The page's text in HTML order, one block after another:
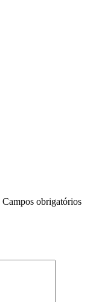
Campos obrigatórios